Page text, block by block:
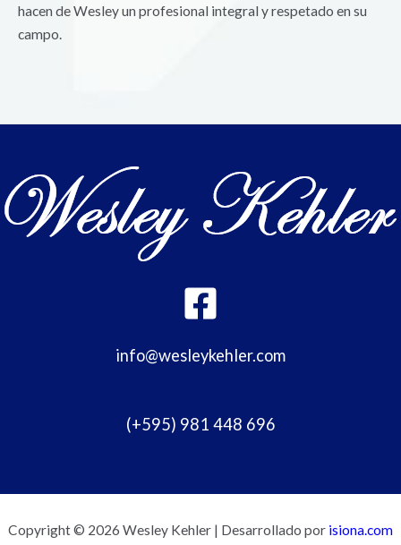
hacen de Wesley un profesional integral y respetado en su
campo.
info@wesleykehler.com
(+595) 981 448 696
Copyright © 2026 Wesley Kehler | Desarrollado por isiona.com